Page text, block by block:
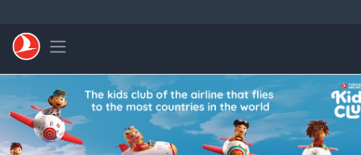
Toggle navigation